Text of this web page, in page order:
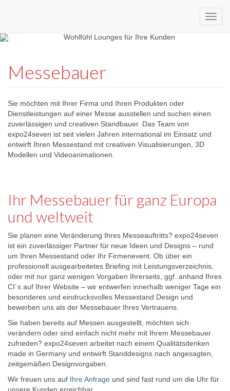
expo24seven
eventware
Messebauer
Sie möchten mit Ihrer Firma und Ihren Produkten oder
Dienstleistungen auf einer Messe ausstellen und suchen einen
zuverlässigen und creativen Standbauer. Das Team von
expo24seven ist seit vielen Jahren international im Einsatz und
entwirft Ihren Messestand mit creativen Visualisierungen, 3D
Modellen und Videoanimationen.
Ihr Messebauer für ganz Europa
und weltweit
Sie planen eine Veränderung Ihres Messeauftritts? expo24seven
ist ein zuverlässiger Partner für neue Ideen und Designs – rund
um Ihren Messestand oder Ihr Firmenevent. Ob über ein
professionell ausgearbeitetes Briefing mit Leistungsverzeichnis,
oder mit nur ganz wenigen Vorgaben Ihrerseits, ggf. anhand Ihres
CI´s auf Ihrer Website – wir entwerfen innerhalb weniger Tage ein
besonderes und eindrucksvolles Messestand Design und
bewerben uns als der Messebauer Ihres Vertrauens.
Sie haben bereits auf Messen ausgestellt, möchten sich
verändern oder sind einfach nicht mehr mit Ihrem Messebauer
zufrieden? expo24seven arbeitet nach einem Qualitätsdenken
made in Germany und entwirft Standdesigns nach angesagten,
zeitgemäßen Designvorgaben.
Wir freuen uns auf Ihre Anfrage und sind fast rund um die Uhr für